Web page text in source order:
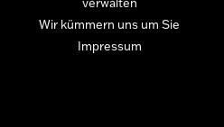
Wir kümmern uns um Sie
Impressum